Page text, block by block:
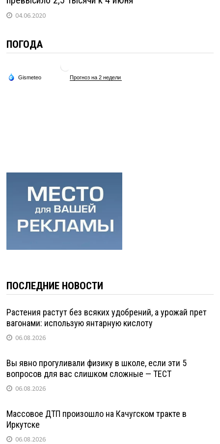
04.06.2020
ПОГОДА
ПОСЛЕДНИЕ НОВОСТИ
Растения растут без всяких удобрений, а урожай прет
вагонами: использую янтарную кислоту
06.08.2026
Вы явно прогуливали физику в школе, если эти 5
вопросов для вас слишком сложные — ТЕСТ
06.08.2026
Массовое ДТП произошло на Качугском тракте в
Иркутске
06.08.2026